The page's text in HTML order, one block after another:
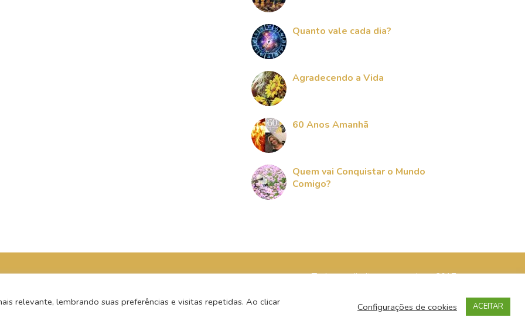
Quanto vale cada dia?
Agradecendo a Vida
60 Anos Amanhã
Quem vai Conquistar o Mundo
Comigo?
Todos os direitos reservados - 2017
relevante, lembrando suas preferências e visitas repetidas. Ao clicar
Configurações de cookies ACEITAR